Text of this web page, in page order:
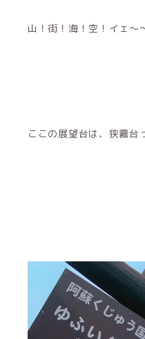
山！街！海！空！イェ〜
ここの展望台は、狭霧台